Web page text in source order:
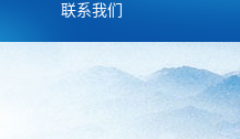
联系我们